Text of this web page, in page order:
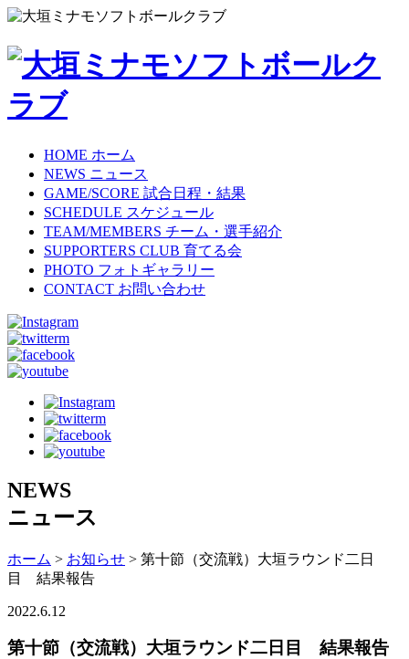
HOME ホーム
NEWS ニュース
GAME/SCORE 試合日程・結果
SCHEDULE スケジュール
TEAM/MEMBERS チーム・選手紹介
SUPPORTERS CLUB 育てる会
PHOTO フォトギャラリー
CONTACT お問い合わせ
NEWS
ニュース
ホーム > お知らせ > 第十節（交流戦）大垣ラウンド二日
目 結果報告
2022.6.12
第十節（交流戦）大垣ラウンド二日目 結果報告